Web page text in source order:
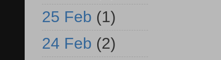
25 Feb (1)
24 Feb (2)